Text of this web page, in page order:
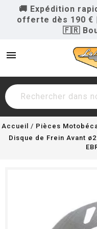
🚚 Expédition
offerte dès 190 € |
🇫🇷
menu
Accueil Pièces
Disque de Frein Avant